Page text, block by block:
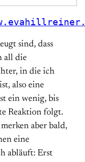
sind, dass
all die
in die ich
also eine
ein wenig, bis
Reaktion folgt.
aber bald,
eine
abläuft: Erst